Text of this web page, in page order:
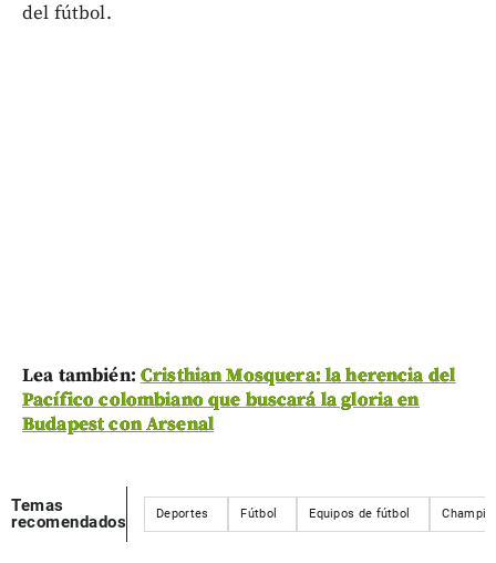
del fútbol.
Lea también: Cristhian Mosquera: la herencia del
Pacífico colombiano que buscará la gloria en
Budapest con Arsenal
Temas
recomendados
Deportes Fútbol Equipos de fútbol